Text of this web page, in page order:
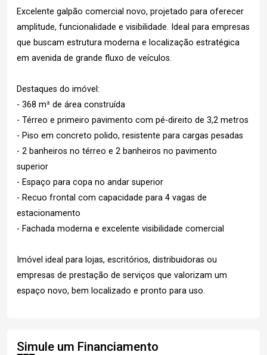
Excelente galpão comercial novo, projetado para oferecer
amplitude, funcionalidade e visibilidade. Ideal para empresas
que buscam estrutura moderna e localização estratégica
em avenida de grande fluxo de veículos.
Destaques do imóvel:
- 368 m² de área construída
- Térreo e primeiro pavimento com pé-direito de 3,2 metros
- Piso em concreto polido, resistente para cargas pesadas
- 2 banheiros no térreo e 2 banheiros no pavimento
superior
- Espaço para copa no andar superior
- Recuo frontal com capacidade para 4 vagas de
estacionamento
- Fachada moderna e excelente visibilidade comercial
Imóvel ideal para lojas, escritórios, distribuidoras ou
empresas de prestação de serviços que valorizam um
espaço novo, bem localizado e pronto para uso.
Simule um Financiamento